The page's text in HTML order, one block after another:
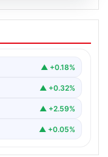
duyurdu!
belli oldu
▲ +0.18%
▲ +0.32%
▲ +2.59%
▲ +0.05%